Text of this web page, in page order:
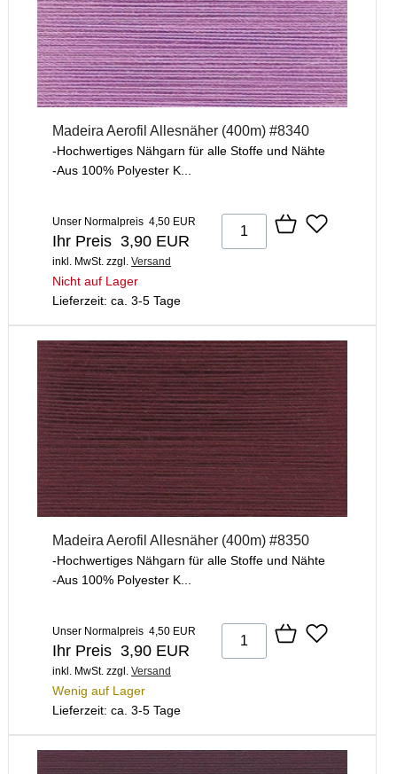
Madeira Aerofil Allesnäher (400m) #8340
-Hochwertiges Nähgarn für alle Stoffe und Nähte
-Aus 100% Polyester K...
Unser Normalpreis 4,50 EUR
Ihr Preis 3,90 EUR
inkl. MwSt. zzgl. Versand
Nicht auf Lager
Lieferzeit: ca. 3-5 Tage
Madeira Aerofil Allesnäher (400m) #8350
-Hochwertiges Nähgarn für alle Stoffe und Nähte
-Aus 100% Polyester K...
Unser Normalpreis 4,50 EUR
Ihr Preis 3,90 EUR
inkl. MwSt. zzgl. Versand
Wenig auf Lager
Lieferzeit: ca. 3-5 Tage